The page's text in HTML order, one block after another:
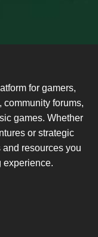
for gamers,
community forums,
games. Whether
or strategic
resources you
experience.